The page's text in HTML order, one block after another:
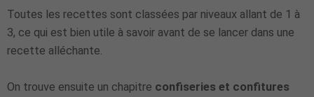
Toutes les recettes sont classées par niveaux allant de 1 à
3, ce qui est bien utile à savoir avant de se lancer dans une
recette alléchante.
On trouve ensuite un chapitre confiseries et confitures